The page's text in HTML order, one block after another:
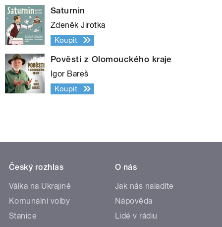
Saturnin
Zdeněk Jirotka
Koupit
Pověsti z Olomouckého kraje
Igor Bareš
Koupit
Český rozhlas
Válka na Ukrajině
Komunální volby
Stanice
O nás
Jak nás naladíte
Nápověda
Lidé v rádiu